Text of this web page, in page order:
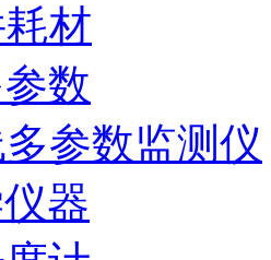
材
数
参数监测仪
器